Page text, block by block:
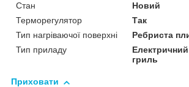
Стан
Новий
Терморегулятор
Так
Тип нагріваючої поверхні
Ребриста
Тип приладу
гриль
Приховати